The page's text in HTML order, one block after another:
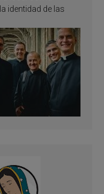
identidad de las